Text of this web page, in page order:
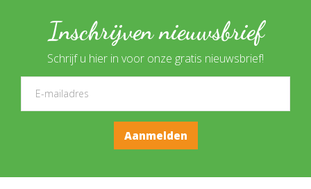
Inschrijven nieuwsbrief
Schrijf u hier in voor onze gratis nieuwsbrief!